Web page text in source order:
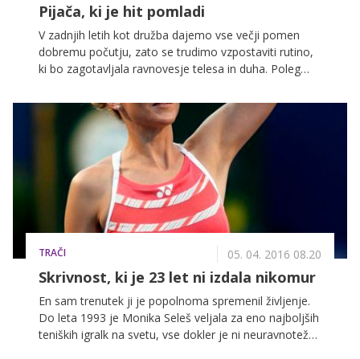
Pijača, ki je hit pomladi
V zadnjih letih kot družba dajemo vse večji pomen
dobremu počutju, zato se trudimo vzpostaviti rutino,
ki bo zagotavljala ravnovesje telesa in duha. Poleg
pri tem izjemno pomembno vlogo igra tudi zadostna
ter ustrezna hidracija, ki jo lahko še dodatno
nadgradimo z uživanjem funkcionalnih pijač. Za
kakšno vrsto napitkov sploh gre in čemu so
namenjeni?
TRAČI 05. 04. 2016 08.20
Skrivnost, ki je 23 let ni izdala nikomur
En sam trenutek ji je popolnoma spremenil življenje.
Do leta 1993 je Monika Seleš veljala za eno najboljših
teniških igralk na svetu, vse dokler je ni neuravnotežen